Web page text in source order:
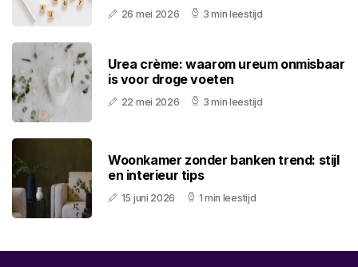
26 mei 2026 3 min leestijd
Urea crème: waarom ureum onmisbaar
is voor droge voeten
22 mei 2026 3 min leestijd
Woonkamer zonder banken trend: stijl
en interieur tips
15 juni 2026 1 min leestijd